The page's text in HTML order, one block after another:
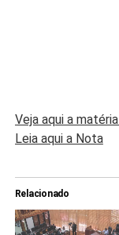
Veja aqui a
Leia aqui a Nota
Relacionado